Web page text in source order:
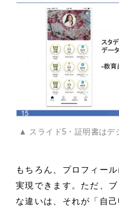
▲ スライド5・証明書はデ
もちろん、プロフィー
実現できます。ただ、
な違いは、それが「自